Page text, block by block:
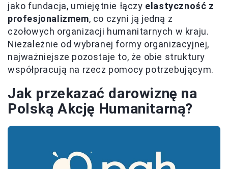
jako fundacja, umiejętnie łączy elastyczność z
profesjonalizmem, co czyni ją jedną z
czołowych organizacji humanitarnych w kraju.
Niezależnie od wybranej formy organizacyjnej,
najważniejsze pozostaje to, że obie struktury
współpracują na rzecz pomocy potrzebującym.
Jak przekazać darowiznę na
Polską Akcję Humanitarną?